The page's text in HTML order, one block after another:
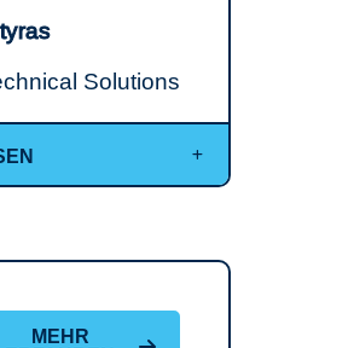
Solutions
MEHR